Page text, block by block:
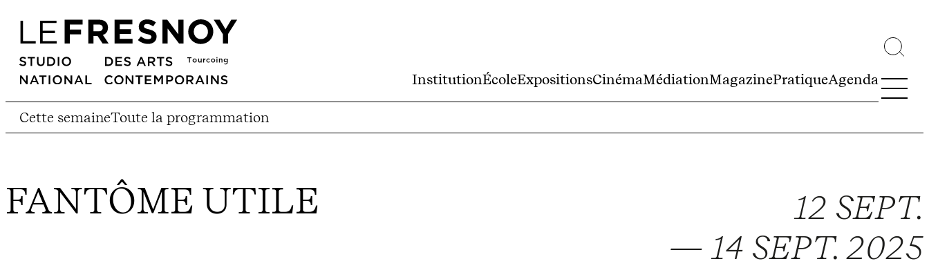
InstitutionÉcoleExpositionsCinémaMédiationMagazinePratiqueAgenda
Cette semaineToute la programmation
FANTÔME UTILE
12 SEPT.
— 14 SEPT. 2025